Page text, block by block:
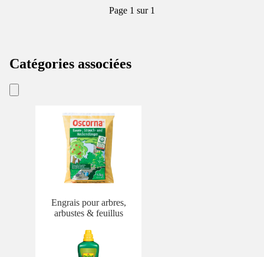
Page 1 sur 1
Catégories associées
Engrais pour arbres,
arbustes & feuillus